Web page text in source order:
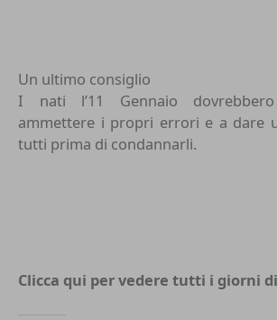
Un ultimo consiglio
I nati l’11 Gennaio
ammettere i propri errori e a dare
tutti prima di condannarli.
Clicca qui per vedere tutti i giorni